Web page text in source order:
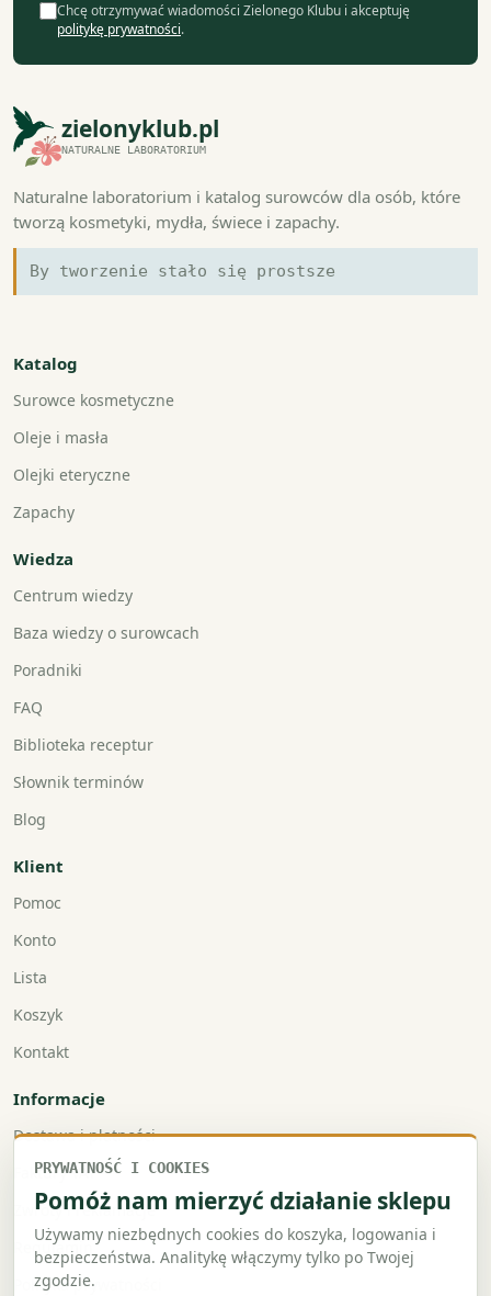
Chcę otrzymywać wiadomości Zielonego Klubu i akceptuję
politykę prywatności.
zielonyklub.pl
NATURALNE LABORATORIUM
Naturalne laboratorium i katalog surowców dla osób, które
tworzą kosmetyki, mydła, świece i zapachy.
By tworzenie stało się prostsze
Katalog
Surowce kosmetyczne
Oleje i masła
Olejki eteryczne
Zapachy
Wiedza
Centrum wiedzy
Baza wiedzy o surowcach
Poradniki
FAQ
Biblioteka receptur
Słownik terminów
Blog
Klient
Pomoc
Konto
Lista
Koszyk
Kontakt
Informacje
Dostawa i płatności
Faktury VAT
Zwroty i reklamacje
Regulamin
Polityka prywatności
PRYWATNOŚĆ I COOKIES
Pomóż nam mierzyć działanie sklepu
Używamy niezbędnych cookies do koszyka, logowania i
bezpieczeństwa. Analitykę włączymy tylko po Twojej
zgodzie.